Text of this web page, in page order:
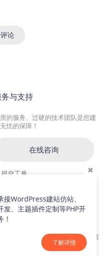
论
务与支持
的服务、过硬的技术团队是您建
忧的保障！
在线咨询
提交工单
交流二群：64786792
网络，若侵犯了您的合法权益，请
接WordPress建站仿站、
发、主题插件定制等PHP开
！
了解详情